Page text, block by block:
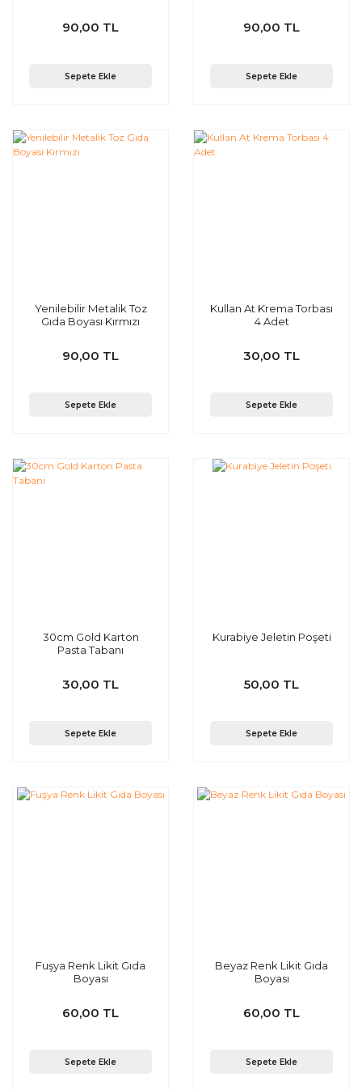
90,00 TL
Sepete Ekle
90,00 TL
Sepete Ekle
Yenilebilir Metalik Toz
Gıda Boyası Kırmızı
90,00 TL
Sepete Ekle
Kullan At Krema Torbası
4 Adet
30,00 TL
Sepete Ekle
30cm Gold Karton
Pasta Tabanı
30,00 TL
Sepete Ekle
Kurabiye Jeletin Poşeti
50,00 TL
Sepete Ekle
Fuşya Renk Likit Gıda
Boyası
60,00 TL
Sepete Ekle
Beyaz Renk Likit Gıda
Boyası
60,00 TL
Sepete Ekle